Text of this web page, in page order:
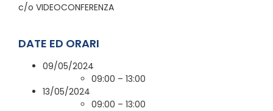
c/o VIDEOCONFERENZA
DATE ED ORARI
09/05/2024
09:00 – 13:00
13/05/2024
09:00 – 13:00